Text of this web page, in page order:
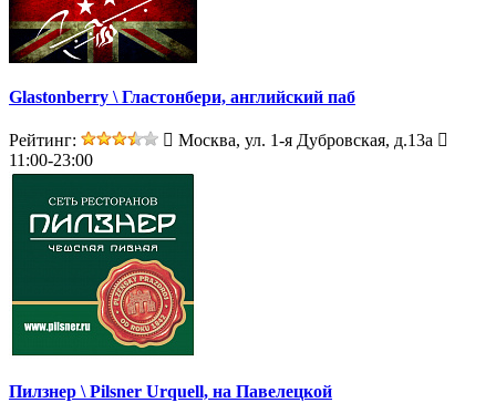
Glastonberry \ Гластонбери, английский паб
Рейтинг:
Москва, ул. 1-я Дубровская, д.13а
11:00-23:00
Пилзнер \ Pilsner Urquell, на Павелецкой